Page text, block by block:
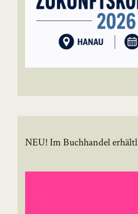
NEU! Im Buchhandel